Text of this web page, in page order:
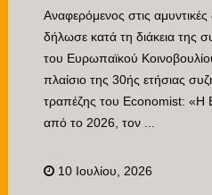
Αναφερόμενος στις
δήλωσε κατά τη διάκεια της
του Ευρωπαϊκού
πλαίσιο της 30ής ετήσιας
τραπέζης του Economist: «Η
από το 2026, τον ...
10 Ιουλίου, 2026